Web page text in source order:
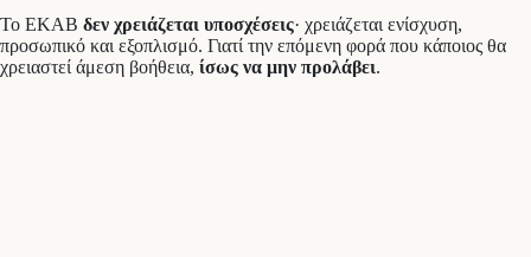
Το ΕΚΑΒ δεν χρειάζεται υποσχέσεις· χρειάζεται ενίσχυση,
προσωπικό και εξοπλισμό. Γιατί την επόμενη φορά που κάποιος θα
χρειαστεί άμεση βοήθεια, ίσως να μην προλάβει.